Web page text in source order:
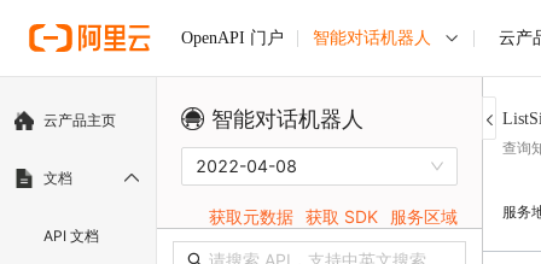
OpenAPI 门户 智能对话机器人 云产
云产品主页
文档
API 文档
智能对话机器人
2022-04-08
获取元数据 获取 SDK 服务区域
查询
服务